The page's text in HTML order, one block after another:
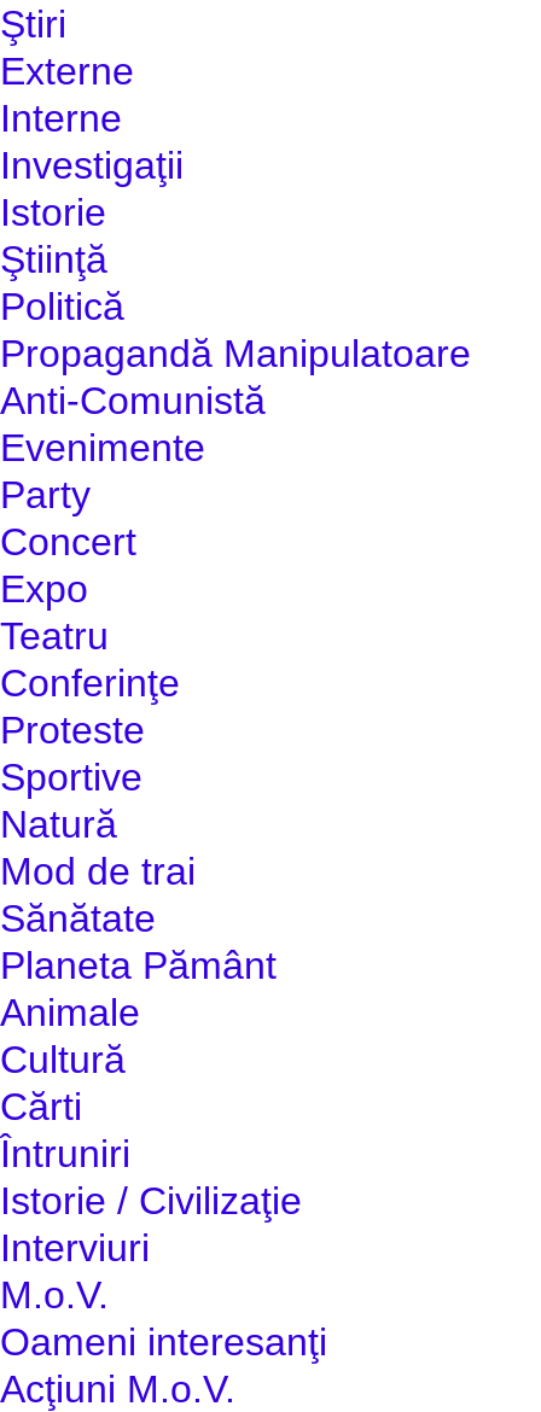
Ştiri
Externe
Interne
Investigaţii
Istorie
Ştiinţă
Politică
Propagandă Manipulatoare
Anti-Comunistă
Evenimente
Party
Concert
Expo
Teatru
Conferinţe
Proteste
Sportive
Natură
Mod de trai
Sănătate
Planeta Pământ
Animale
Cultură
Cărti
Întruniri
Istorie / Civilizaţie
Interviuri
M.o.V.
Oameni interesanţi
Acţiuni M.o.V.